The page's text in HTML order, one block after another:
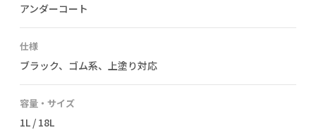
アンダーコート
仕様
ブラック、ゴム系、上塗り対応
容量・サイズ
1L / 18L